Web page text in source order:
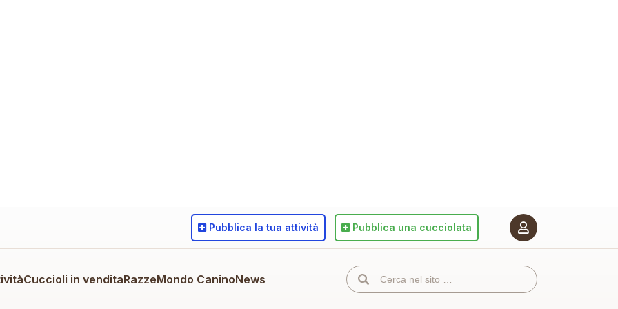
Cuccioli in venditaRazzeMondo CaninoNews
Pubblica la tua attività Pubblica una cucciolata